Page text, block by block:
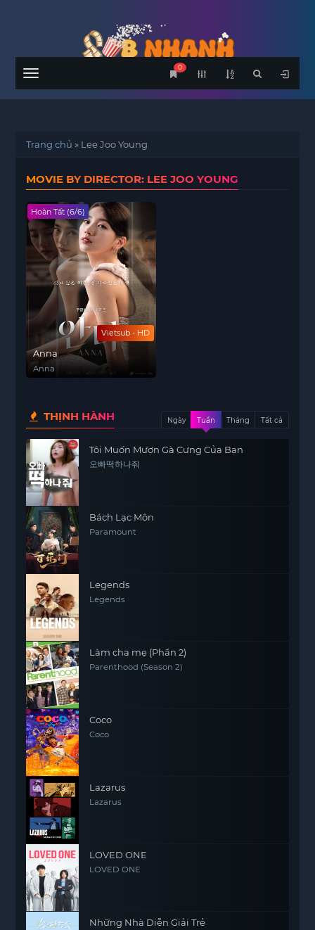
Menu
0
Trang chủ » Lee Joo Young
MOVIE BY DIRECTOR: LEE JOO YOUNG
Vietsub - HD
Hoàn Tất (6/6)
Anna
Anna
THỊNH HÀNH Ngày Tuần Tháng Tất cả
Tôi Muốn Mượn Gà Cưng Của Bạn
오빠떡하나줘
Bách Lạc Môn
Paramount
Legends
Legends
Làm cha mẹ (Phần 2)
Parenthood (Season 2)
Coco
Coco
Lazarus
Lazarus
LOVED ONE
LOVED ONE
Những Nhà Diễn Giải Trẻ